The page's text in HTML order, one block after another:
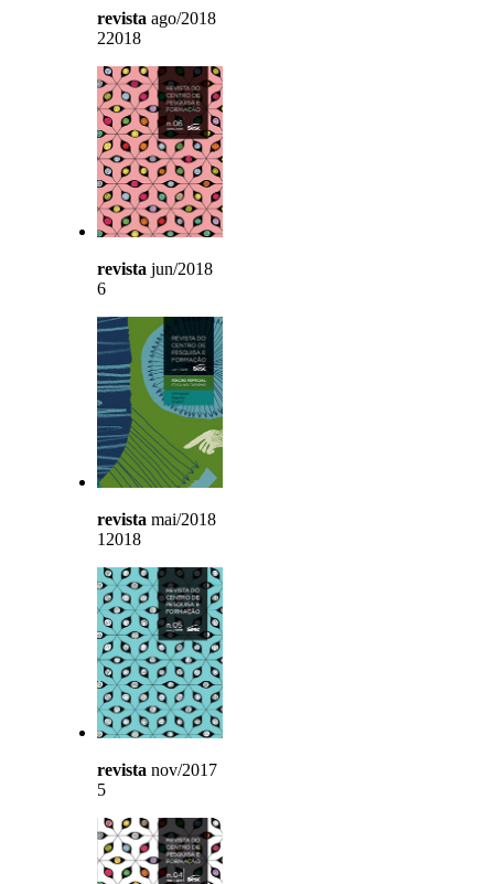
revista ago/2018
22018
revista jun/2018
6
revista mai/2018
12018
revista nov/2017
5